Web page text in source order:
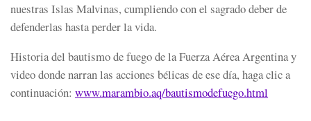
nuestras Islas Malvinas, cumpliendo con el sagrado deber de
defenderlas hasta perder la vida.
Historia del bautismo de fuego de la Fuerza Aérea Argentina y
video donde narran las acciones bélicas de ese día, haga clic a
continuación: www.marambio.aq/bautismodefuego.html